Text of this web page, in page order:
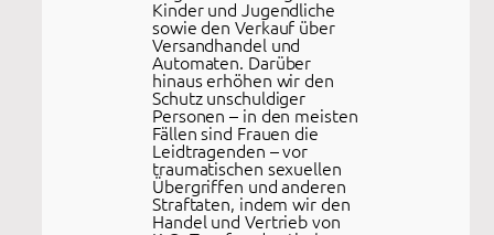
Kinder und Jugendliche
sowie den Verkauf über
Versandhandel und
Automaten. Darüber
hinaus erhöhen wir den
Schutz unschuldiger
Personen – in den meisten
Fällen sind Frauen die
Leidtragenden – vor
traumatischen sexuellen
Übergriffen und anderen
Straftaten, indem wir den
Handel und Vertrieb von